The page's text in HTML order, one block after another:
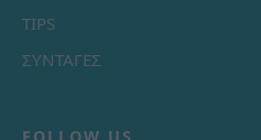
TIPS
ΣΥΝΤΑΓΕΣ